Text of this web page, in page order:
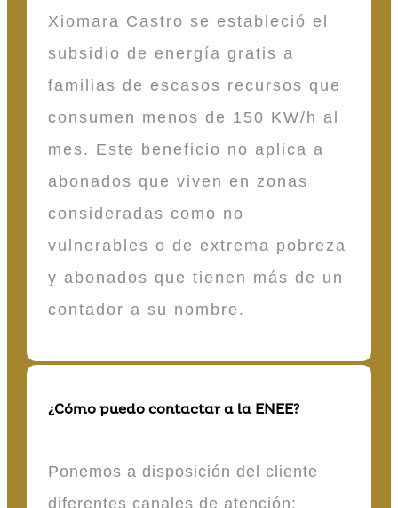
Xiomara Castro se estableció el
subsidio de energía gratis a
familias de escasos recursos que
consumen menos de 150 KW/h al
mes. Este beneficio no aplica a
abonados que viven en zonas
consideradas como no
vulnerables o de extrema pobreza
y abonados que tienen más de un
contador a su nombre.
¿Cómo puedo contactar a la ENEE?
Ponemos a disposición del cliente
diferentes canales de atención: